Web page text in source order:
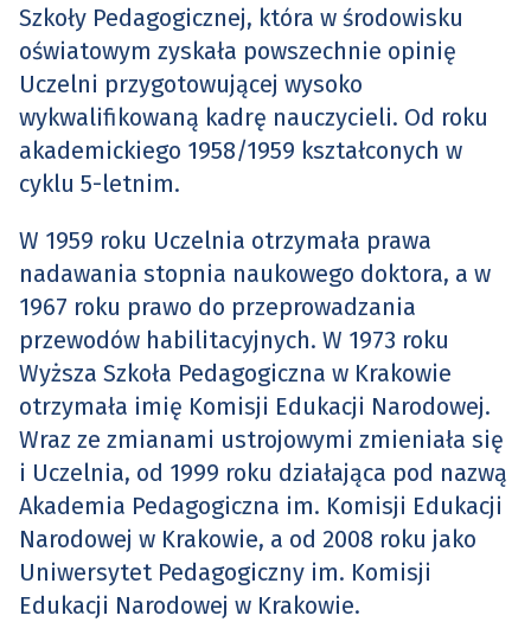
Szkoły Pedagogicznej, która w środowisku
oświatowym zyskała powszechnie opinię
Uczelni przygotowującej wysoko
wykwalifikowaną kadrę nauczycieli. Od roku
akademickiego 1958/1959 kształconych w
cyklu 5-letnim.
W 1959 roku Uczelnia otrzymała prawa
nadawania stopnia naukowego doktora, a w
1967 roku prawo do przeprowadzania
przewodów habilitacyjnych. W 1973 roku
Wyższa Szkoła Pedagogiczna w Krakowie
otrzymała imię Komisji Edukacji Narodowej.
Wraz ze zmianami ustrojowymi zmieniała się
i Uczelnia, od 1999 roku działająca pod nazwą
Akademia Pedagogiczna im. Komisji Edukacji
Narodowej w Krakowie, a od 2008 roku jako
Uniwersytet Pedagogiczny im. Komisji
Edukacji Narodowej w Krakowie.